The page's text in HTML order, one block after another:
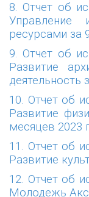
8. Отчет об
Управление
ресурсами за
9. Отчет об
Развитие
деятельность
10. Отчет об
Развитие
месяцев 2023
11. Отчет об
Развитие
12. Отчет об
Молодежь